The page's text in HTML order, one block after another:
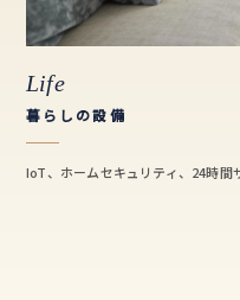
Life
暮らしの設備
IoT、ホームセキュリティ、24時間